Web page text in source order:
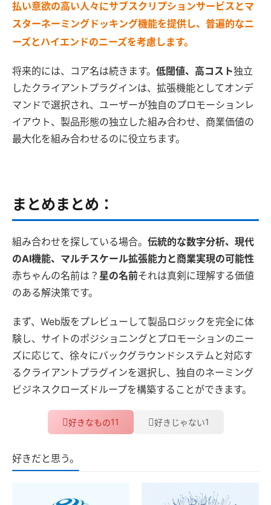
払い意欲の高い人々にサブスクリプションサービスとマ
スターネーミングドッキング機能を提供し、普遍的なニ
ーズとハイエンドのニーズを考慮します。
将来的には、コア名は続きます。 低閾値、高コスト独立
したクライアントプラグインは、拡張機能としてオンデ
マンドで選択され、ユーザーが独自のプロモーションレ
イアウト、製品形態の独立した組み合わせ、商業価値の
最大化を組み合わせるのに役立ちます。
まとめまとめ：
組み合わせを探している場合。 伝統的な数字分析、現代
のAI機能、マルチスケール拡張能力と商業実現の可能性
赤ちゃんの名前は？ 星の名前それは真剣に理解する価値
のある解決策です。
まず、Web版をプレビューして製品ロジックを完全に体
験し、サイトのポジショニングとプロモーションのニー
ズに応じて、徐々にバックグラウンドシステムと対応す
るクライアントプラグインを選択し、独自のネーミング
ビジネスクローズドループを構築することができます。
好きなもの11 好きじゃない1
好きだと思う。